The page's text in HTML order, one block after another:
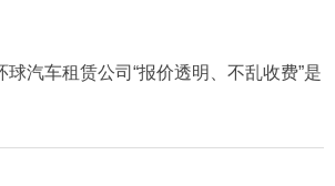
球汽车租赁公司“报价透明、不乱收费”是